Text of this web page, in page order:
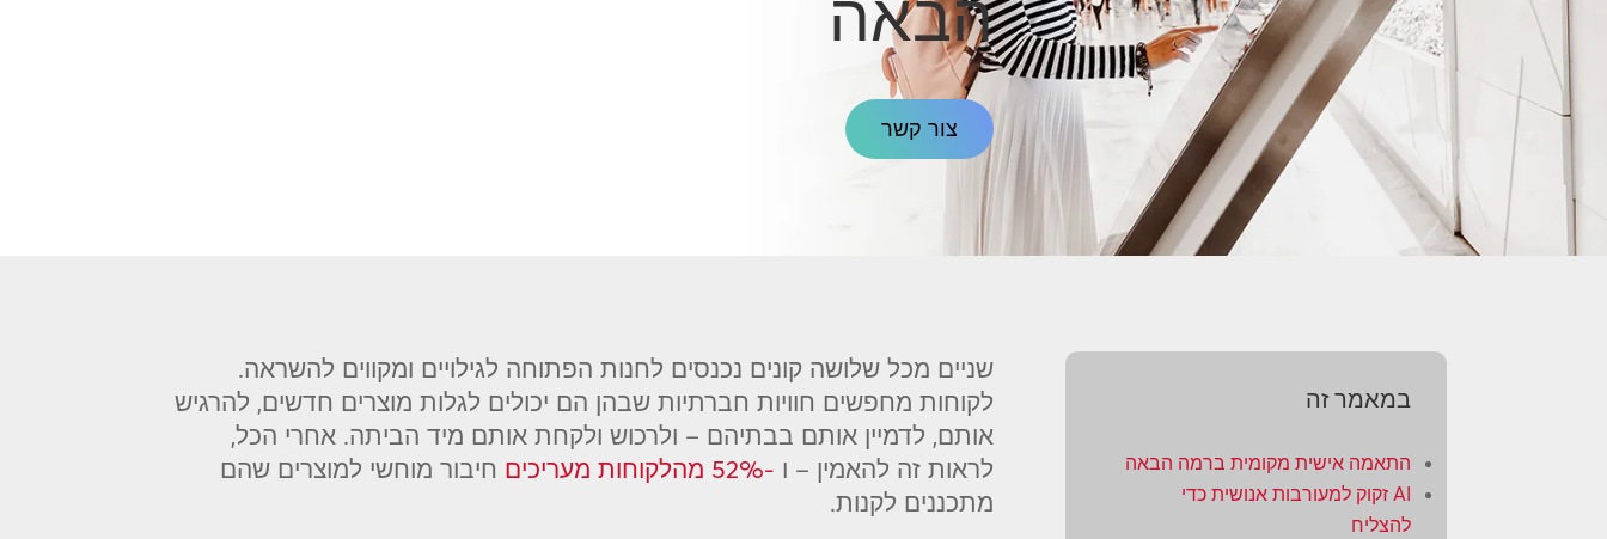
הבאה
צור קשר
שניים מכל שלושה קונים נכנסים לחנות הפתוחה לגילויים ומקווים להשראה.
לקוחות מחפשים חוויות חברתיות שבהן הם יכולים לגלות מוצרים חדשים, להרגיש
אותם, לדמיין אותם בבתיהם – ולרכוש ולקחת אותם מיד הביתה. אחרי הכל,
לראות זה להאמין – ו -52% מהלקוחות מעריכים
חיבור מוחשי למוצרים שהם
מתכננים לקנות.
במאמר זה
התאמה אישית מקומית ברמה הבאה
AI זקוק למעורבות אנושית כדי
להצליח